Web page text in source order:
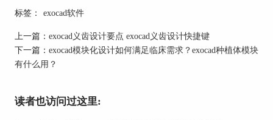
出来。
图标运行软件。
5 点击 加载 获取软件包含的测试数据。
进行激活（联网电脑会自动弹出激活提示）。注
标签： exocad软件
上一篇： exocad义齿设计要点 exocad义齿设计快捷键
下一篇： exocad模块化设计如何满足临床需求？exocad种植体模块
有什么用？
读者也访问过这里: